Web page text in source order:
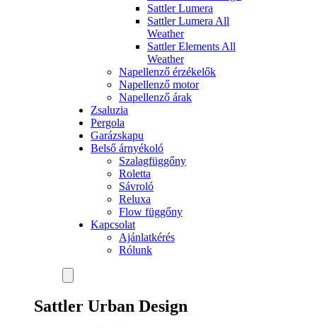
Sattler Lumera
Sattler Lumera All
Weather
Sattler Elements All
Weather
Napellenző érzékelők
Napellenző motor
Napellenző árak
Zsaluzia
Pergola
Garázskapu
Belső árnyékoló
Szalagfüggőny
Roletta
Sávroló
Reluxa
Flow függőny
Kapcsolat
Ajánlatkérés
Rólunk
Sattler Urban Design